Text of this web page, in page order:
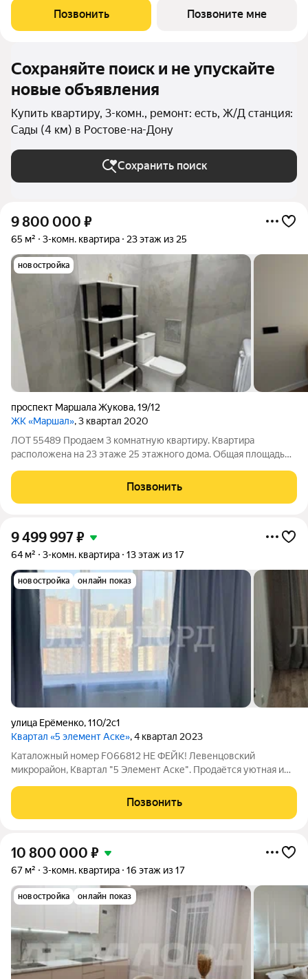
жителях комплекса. Мы полностью изменили подход к
организации пространства для
Позвонить Позвоните мне
Сохраняйте поиск и не упускайте
новые объявления
Купить квартиру, 3-комн., ремонт: есть, Ж/Д станция:
Сады (4 км) в Ростове-на-Дону
Сохранить поиск
9 800 000 ₽
65 м² 3-комн. квартира 23 этаж из 25
новостройка
проспект Маршала Жукова,19/12
ЖК «Маршал», 3 квартал 2020
ЛОТ 55489 Продаем 3 комнатную квартиру. Квартира
расположена на 23 этаже 25 этажного дома. Общая площадь
ремонт. Панорамное остекление, шикарный вид из окна. Вся
мебель. Отличная локация, рядом
Позвонить
9 499 997₽
64 м² 3-комн. квартира 13 этаж из 17
новостройка онлайн показ
улица Ерёменко,110/2с1
Квартал «5 элемент Аске», 4 квартал 2023
Каталожный номер F066812 НЕ ФЕЙК! Левенцовский
микрорайон, Квартал "5 Элемент Аске". Продаётся уютная и
живи! Дом сдан в июле, новый качественный ремонт в
нейтральной цветовой гамме. Три
Позвонить
10 800 000 ₽
67 м² 3-комн. квартира 16 этаж из 17
новостройка онлайн показ